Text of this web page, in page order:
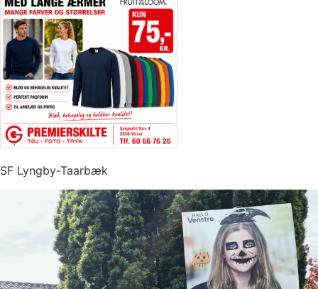
SF Lyngby-Taarbæk